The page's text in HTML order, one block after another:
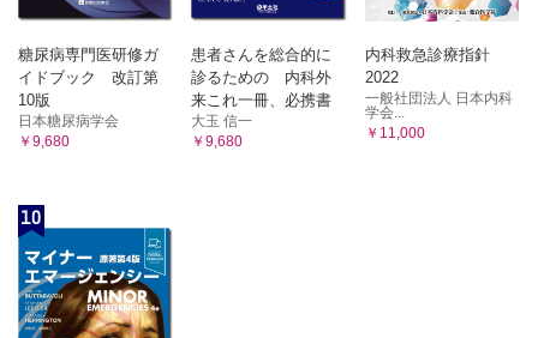
糖尿病専門医研修ガ
イドブック 改訂第
10版
日本糖尿病学会
￥9,680
患者さんを総合的に
診るための 内科外
来これ一冊、必携書
大玉 信一
￥9,680
内科救急診療指針
2022
一般社団法人 日本内科
学会...
￥11,000
10